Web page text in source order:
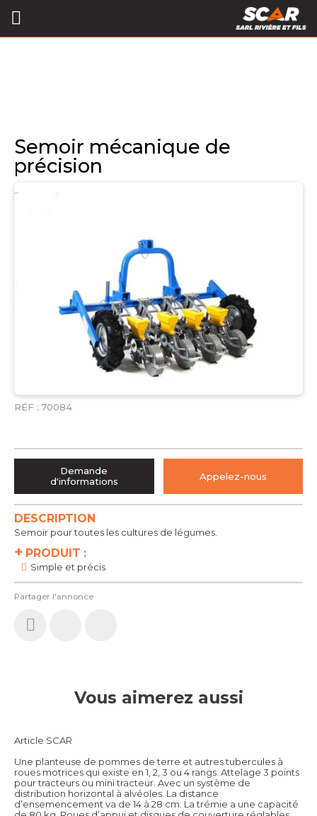
Semoir mécanique de
précision
RÉF : 70084
+ PRODUIT :
Simple et précis
Partager l'annonce
DESCRIPTION
Semoir pour toutes les cultures de légumes.
Demande
d'informations
Appelez-nous
Vous aimerez aussi
Article SCAR
Une planteuse de pommes de terre et autres tubercules à
roues motrices qui existe en 1, 2, 3 ou 4 rangs. Attelage 3 points
pour tracteurs ou mini tracteur. Avec un système de
distribution horizontal à alvéoles. La distance
d’ensemencement va de 14 à 28 cm. La trémie a une capacité